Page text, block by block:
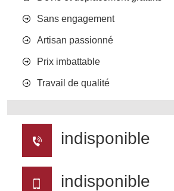
Sans engagement
Artisan passionné
Prix imbattable
Travail de qualité
indisponible
indisponible